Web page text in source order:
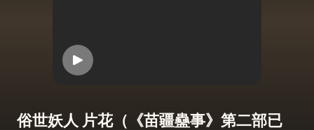
俗世妖人 片花（《苗疆蠱事》第二部已